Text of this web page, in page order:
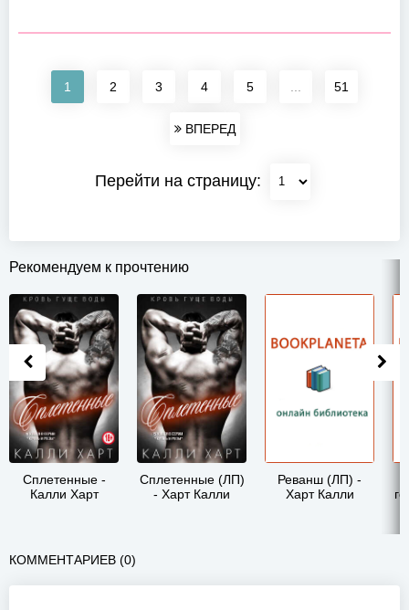
1 2 3 4 5 51
ВПЕРЕД
Перейти на страницу:
Рекомендуем к прочтению
Сплетенные -
Калли Харт
Сплетенные (ЛП)
- Харт Калли
Реванш (ЛП) -
Харт Калли
КОММЕНТАРИЕВ (0)